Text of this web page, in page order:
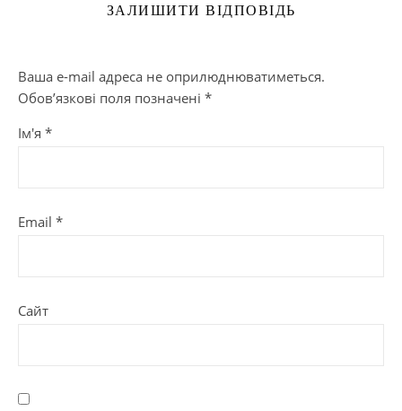
ЗАЛИШИТИ ВІДПОВІДЬ
Ваша e-mail адреса не оприлюднюватиметься.
Обов’язкові поля позначені *
Ім'я *
Email *
Сайт